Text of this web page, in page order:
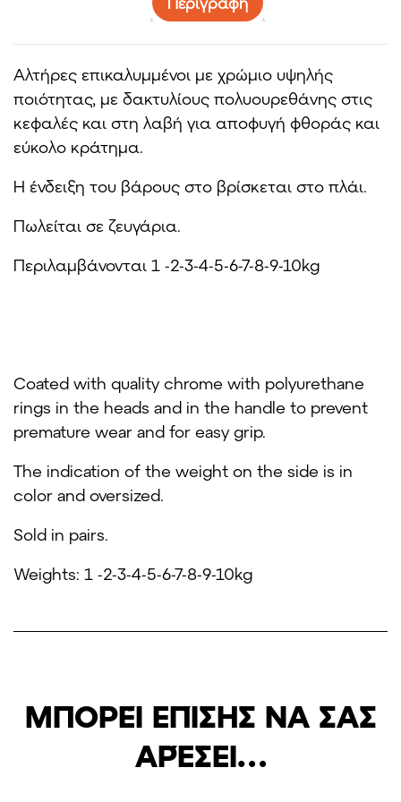
Αλτήρες επικαλυμμένοι με χρώμιο υψηλής
ποιότητας, με δακτυλίους πολυουρεθάνης στις
κεφαλές και στη λαβή για αποφυγή φθοράς και
εύκολο κράτημα.
Η ένδειξη του βάρους στο βρίσκεται στο πλάι.
Πωλείται σε ζευγάρια.
Περιλαμβάνονται 1 -2-3-4-5-6-7-8-9-10kg
Coated with quality chrome with polyurethane
rings in the heads and in the handle to prevent
premature wear and for easy grip.
The indication of the weight on the side is in
color and oversized.
Sold in pairs.
Weights: 1 -2-3-4-5-6-7-8-9-10kg
ΜΠΟΡΕΊ ΕΠΊΣΗΣ ΝΑ ΣΑΣ
ΑΡΈΣΕΙ…